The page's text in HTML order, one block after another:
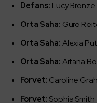
Defans: Lucy
Orta Saha: Guro
Orta Saha:Alexia
Orta Saha:Aitana
Forvet: Caroline
Forvet: Sophia